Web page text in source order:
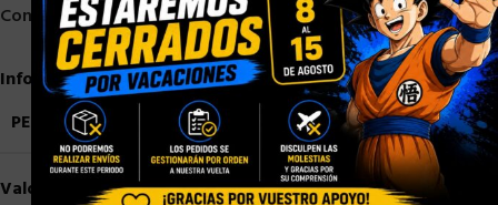
Compartir:
Información adicional
PESO
2,5 kg
Valoraciones (0)